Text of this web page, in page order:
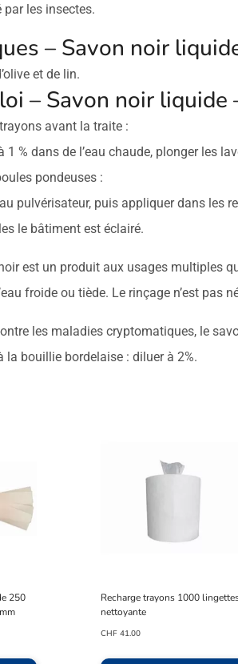
les insectes.
– Savon noir
et de lin.
– Savon noir liquide
avant la traite :
1 % dans de l’eau chaude, plonger les
pondeuses :
pulvérisateur, puis appliquer dans les
le bâtiment est éclairé.
est un produit aux usages multiples
froide ou tiède. Le rinçage n’est pas
les maladies cryptomatiques, le
la bouillie bordelaise : diluer à 2%.
250
Recharge trayons 1000
nettoyante
CHF 41.00